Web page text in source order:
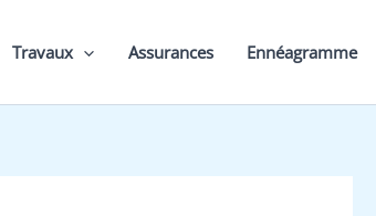
Travaux Assurances Ennéagramme